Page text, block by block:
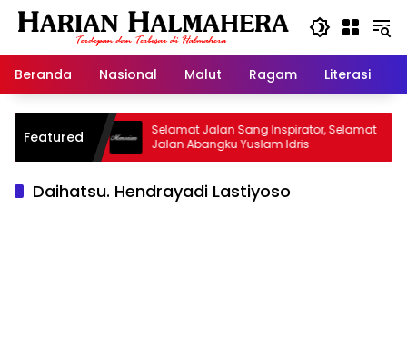
Langsung
Beranda
Nasional Malut Ragam Literasi
Featured
Warisan
Selamat Jalan Sang Inspirator, Selamat
Jalan Abangku Yuslam Idris
Daihatsu. Hendrayadi Lastiyoso